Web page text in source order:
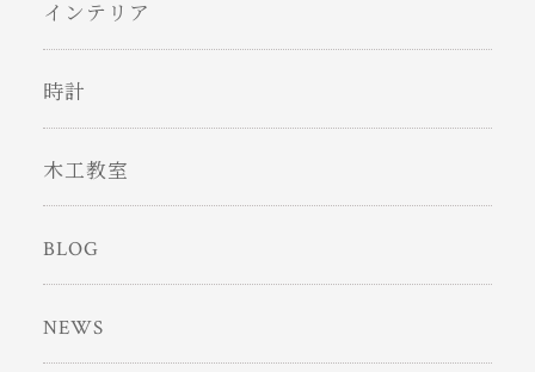
インテリア
時計
木工教室
BLOG
NEWS